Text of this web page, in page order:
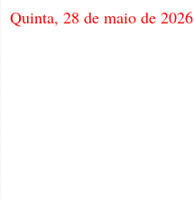
Quinta, 28 de maio de 2026